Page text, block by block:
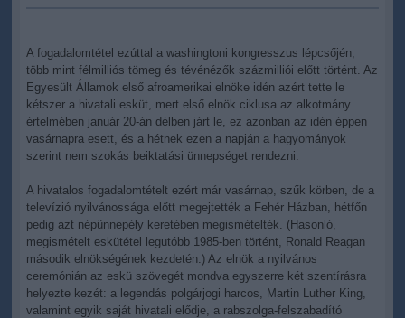
A fogadalomtétel ezúttal a washingtoni kongresszus lépcsőjén,
több mint félmilliós tömeg és tévénézők százmilliói előtt történt. Az
Egyesült Államok első afroamerikai elnöke idén azért tette le
kétszer a hivatali esküt, mert első elnök ciklusa az alkotmány
értelmében január 20-án délben járt le, ez azonban az idén éppen
vasárnapra esett, és a hétnek ezen a napján a hagyományok
szerint nem szokás beiktatási ünnepséget rendezni.
A hivatalos fogadalomtételt ezért már vasárnap, szűk körben, de a
televízió nyilvánossága előtt megejtették a Fehér Házban, hétfőn
pedig azt népünnepély keretében megismételték. (Hasonló,
megismételt eskütétel legutóbb 1985-ben történt, Ronald Reagan
második elnökségének kezdetén.) Az elnök a nyilvános
ceremónián az eskü szövegét mondva egyszerre két szentírásra
helyezte kezét: a legendás polgárjogi harcos, Martin Luther King,
valamint egyik saját hivatali elődje, a rabszolga-felszabadító